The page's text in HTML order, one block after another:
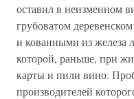
оставил в неизменном
грубоватом
и кованными из
которой, раньше, при
карты и пили вино.
производителей